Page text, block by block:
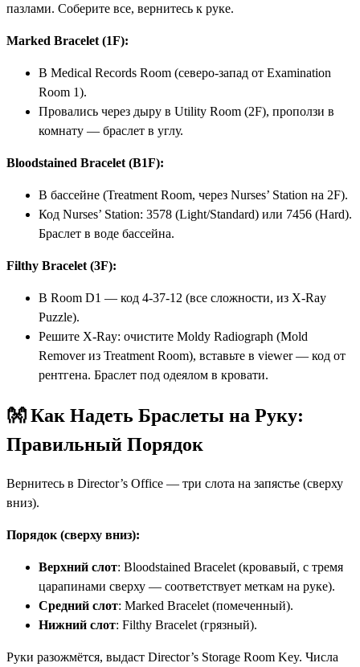
пазлами. Соберите все, вернитесь к руке.
Marked Bracelet (1F):
В Medical Records Room (северо-запад от Examination
Room 1).
Провались через дыру в Utility Room (2F), проползи в
комнату — браслет в углу.
Bloodstained Bracelet (B1F):
В бассейне (Treatment Room, через Nurses’ Station на 2F).
Код Nurses’ Station: 3578 (Light/Standard) или 7456 (Hard).
Браслет в воде бассейна.
Filthy Bracelet (3F):
В Room D1 — код 4-37-12 (все сложности, из X-Ray
Puzzle).
Решите X-Ray: очистите Moldy Radiograph (Mold
Remover из Treatment Room), вставьте в viewer — код от
рентгена. Браслет под одеялом в кровати.
👐 Как Надеть Браслеты на Руку:
Правильный Порядок
Вернитесь в Director’s Office — три слота на запястье (сверху
вниз).
Порядок (сверху вниз):
Верхний слот: Bloodstained Bracelet (кровавый, с тремя
царапинами сверху — соответствует меткам на руке).
Средний слот: Marked Bracelet (помеченный).
Нижний слот: Filthy Bracelet (грязный).
Руки разожмётся, выдаст Director’s Storage Room Key. Числа